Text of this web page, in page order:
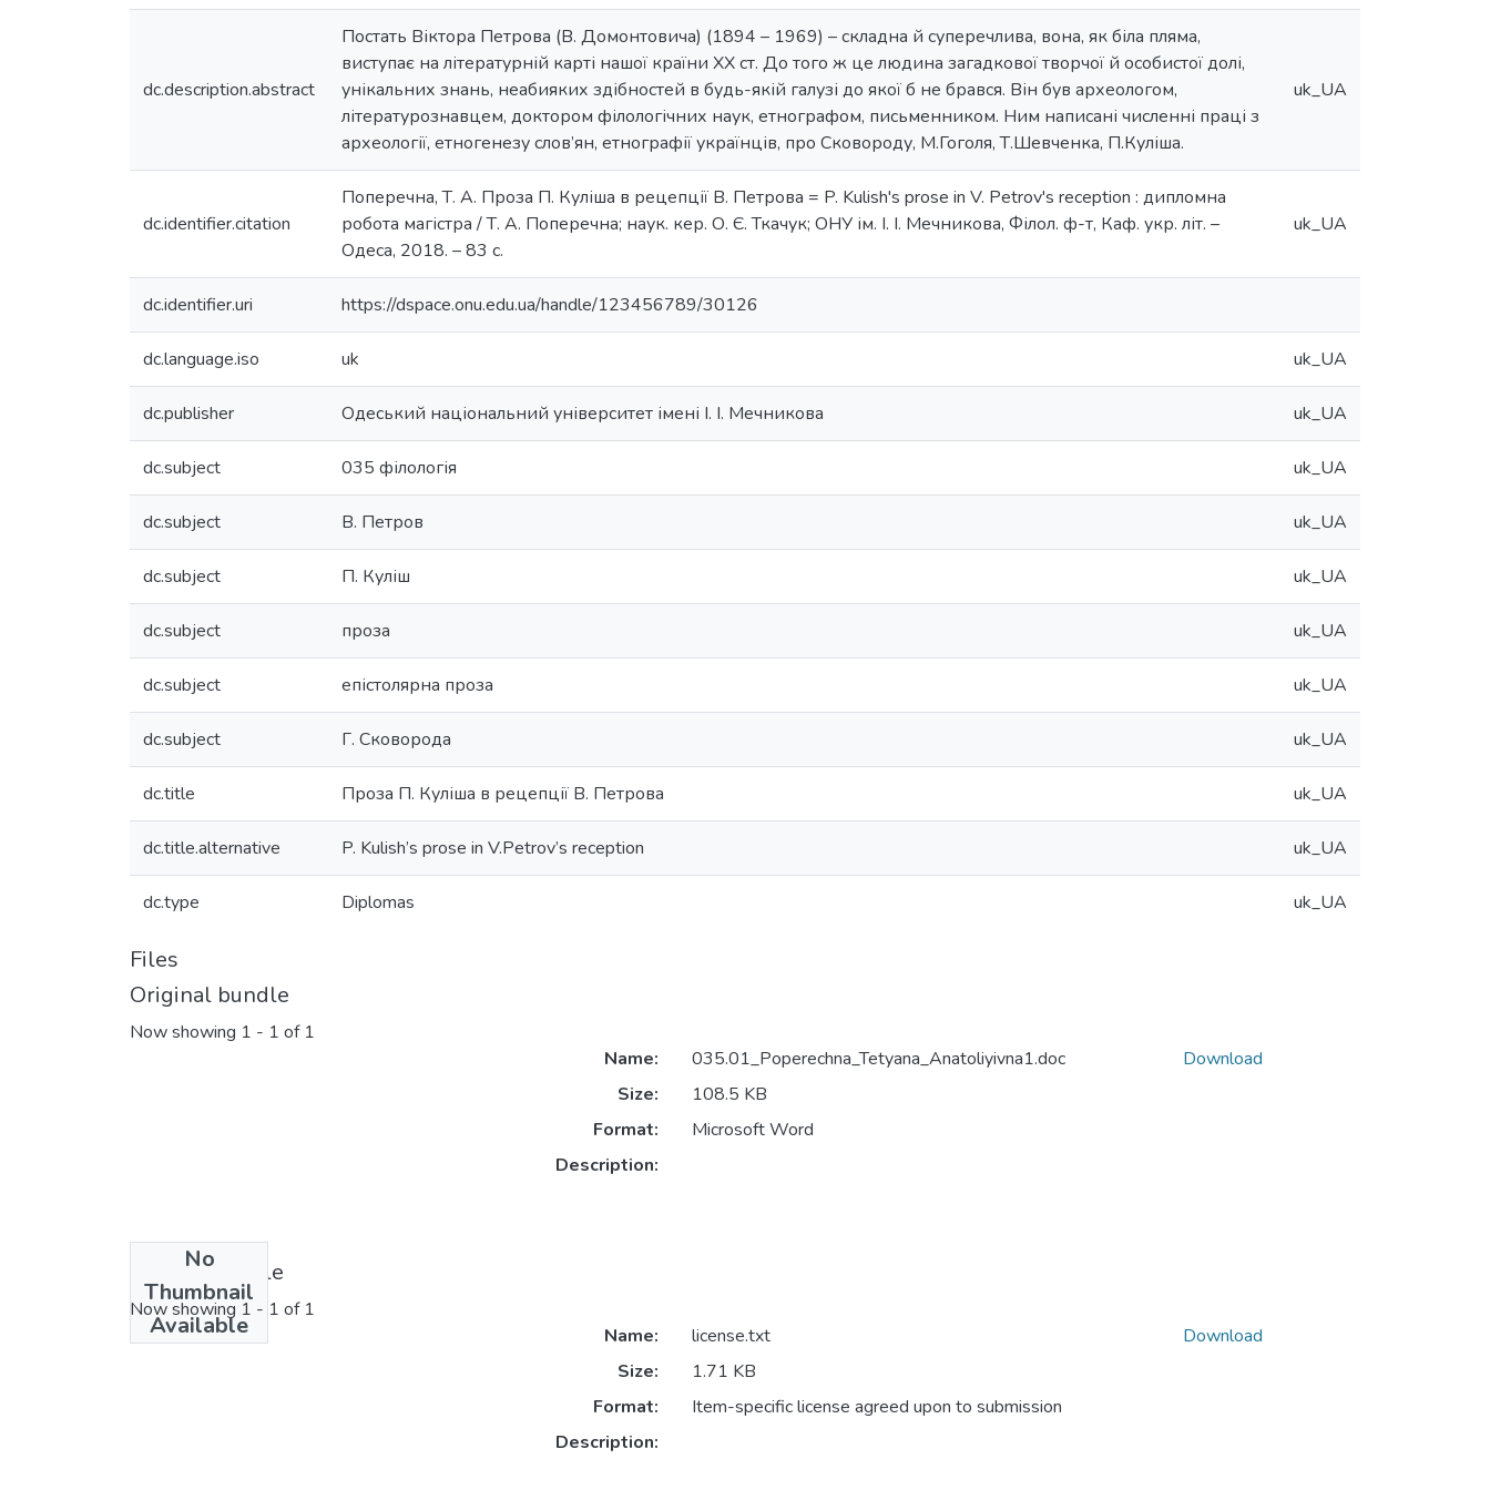
dc.description.abstract
Постать Віктора Петрова (В. Домонтовича) (1894 – 1969) – складна й суперечлива, вона, як біла пляма,
виступає на літературній карті нашої країни ХХ ст. До того ж це людина загадкової творчої й особистої долі,
унікальних знань, неабияких здібностей в будь-якій галузі до якої б не брався. Він був археологом,
літературознавцем, доктором філологічних наук, етнографом, письменником. Ним написані численні праці з
археології, етногенезу слов’ян, етнографії українців, про Сковороду, М.Гоголя, Т.Шевченка, П.Куліша.
uk_UA
dc.identifier.citation
Поперечна, Т. А. Проза П. Куліша в рецепції В. Петрова = P. Kulish's prose in V. Petrov's reception : дипломна
робота магістра / Т. А. Поперечна; наук. кер. О. Є. Ткачук; ОНУ ім. І. І. Мечникова, Філол. ф-т, Каф. укр. літ. –
Одеса, 2018. – 83 с.
uk_UA
dc.identifier.uri https://dspace.onu.edu.ua/handle/123456789/30126
dc.language.iso uk uk_UA
dc.publisher Одеський національний університет імені І. І. Мечникова uk_UA
dc.subject 035 філологія uk_UA
dc.subject В. Петров uk_UA
dc.subject П. Куліш uk_UA
dc.subject проза uk_UA
dc.subject епістолярна проза uk_UA
dc.subject Г. Сковорода uk_UA
dc.title Проза П. Куліша в рецепції В. Петрова uk_UA
dc.title.alternative P. Kulish’s prose in V.Petrov’s reception uk_UA
dc.type Diplomas uk_UA
Files
Original bundle
Now showing 1 - 1 of 1
No
Thumbnail
Available
Name:
035.01_Poperechna_Tetyana_Anatoliyivna1.doc
Size:
108.5 KB
Format:
Microsoft Word
Description:
Download
License bundle
Now showing 1 - 1 of 1
Name:
license.txt
Size:
1.71 KB
Format:
Item-specific license agreed upon to submission
Description:
Download